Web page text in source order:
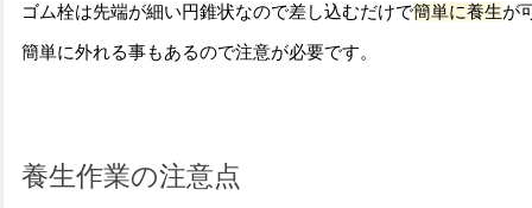
ゴム栓は先端が細い円錐状なので差し込むだけで簡単に養生が
簡単に外れる事もあるので注意が必要です。
養生作業の注意点